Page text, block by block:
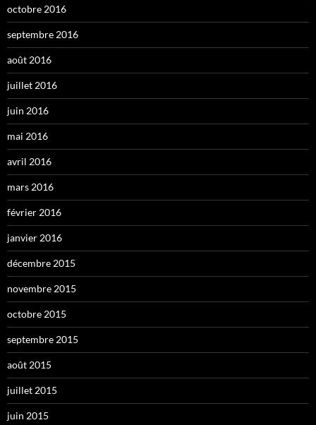
octobre 2016
septembre 2016
août 2016
juillet 2016
juin 2016
mai 2016
avril 2016
mars 2016
février 2016
janvier 2016
décembre 2015
novembre 2015
octobre 2015
septembre 2015
août 2015
juillet 2015
juin 2015